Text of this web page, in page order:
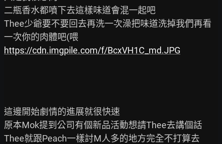
二瓶香水都噴下去這樣味道會混一起吧
Thee少爺要不要回去再洗一次澡把味道洗掉我們再看
https://cdn.imgpile.com/f/BcxVH1C_md.JPG
這邊開始劇情的進展就很快速
原本Mok提到公司有個新品活動想請Thee去講個話
Thee就跟Peach一樣討M人多的地方完全不打算去